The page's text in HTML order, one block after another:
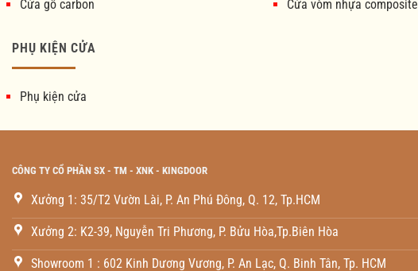
Cửa gỗ carbon
Cửa vòm nhựa composite
PHỤ KIỆN CỬA
Phụ kiện cửa
CÔNG TY CỔ PHẦN SX - TM - XNK - KINGDOOR
Xưởng 1: 35/T2 Vườn Lài, P. An Phú Đông, Q. 12, Tp.HCM
Xưởng 2: K2-39, Nguyễn Tri Phương, P. Bửu Hòa,Tp.Biên Hòa
Showroom 1 : 602 Kinh Dương Vương, P. An Lạc, Q. Binh Tân, Tp. HCM